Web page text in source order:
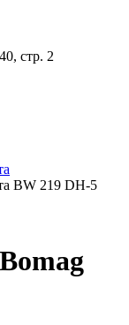
стр. 2
BW 219 DH-5